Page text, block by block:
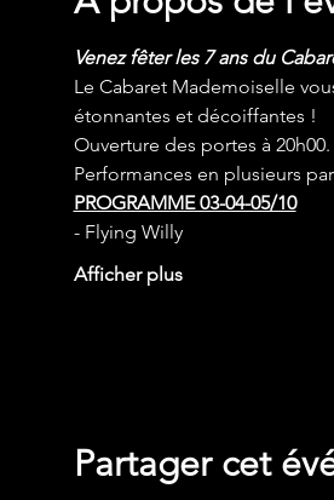
Venez fêter les 7 ans du
Le Cabaret Mademoiselle
étonnantes et décoiffantes !
Ouverture des portes à 20h00.
Performances en plusieurs
PROGRAMME 03-04-05/10
- Flying Willy
Afficher plus
Partager cet